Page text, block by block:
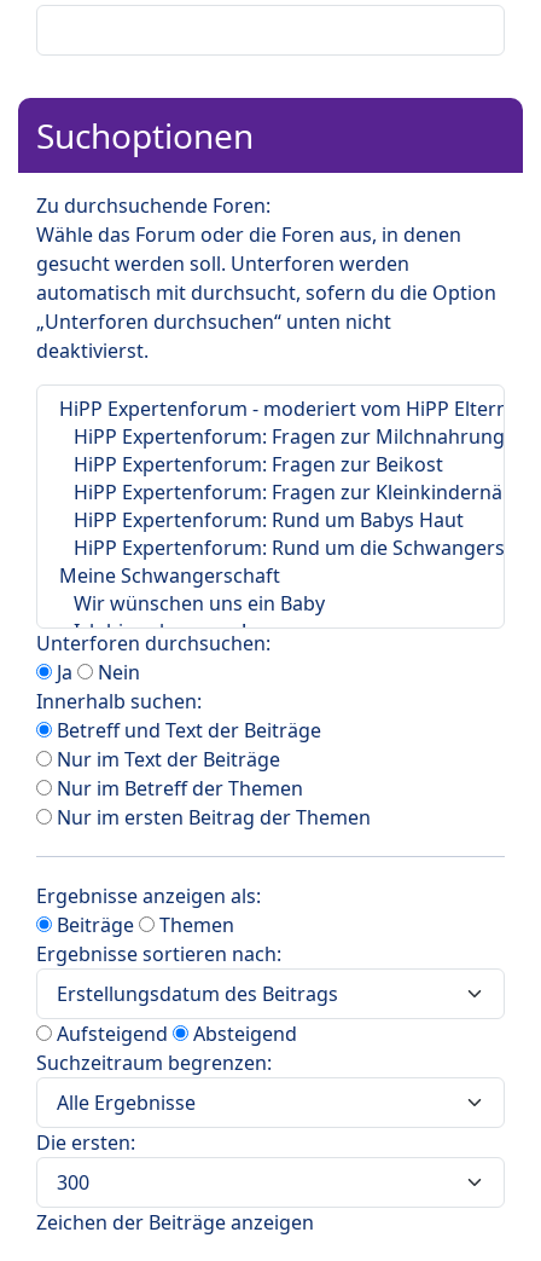
Suchoptionen
Zu durchsuchende Foren:
Wähle das Forum oder die Foren aus, in denen
gesucht werden soll. Unterforen werden
automatisch mit durchsucht, sofern du die Option
„Unterforen durchsuchen“ unten nicht
deaktivierst.
Unterforen durchsuchen:
Ja
Nein
Innerhalb suchen:
Betreff und Text der Beiträge
Nur im Text der Beiträge
Nur im Betreff der Themen
Nur im ersten Beitrag der Themen
Ergebnisse anzeigen als:
Beiträge
Themen
Ergebnisse sortieren nach:
Aufsteigend
Absteigend
Suchzeitraum begrenzen:
Die ersten:
Zeichen der Beiträge anzeigen